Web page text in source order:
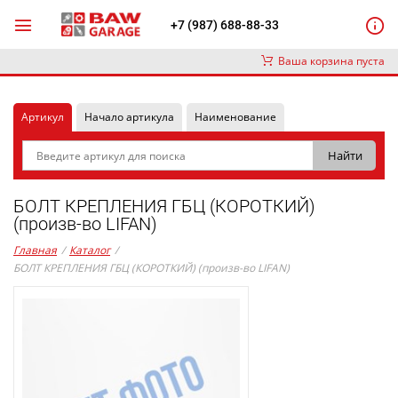
+7 (987) 688-88-33
Ваша корзина пуста
Артикул Начало артикула Наименование
БОЛТ КРЕПЛЕНИЯ ГБЦ (КОРОТКИЙ)
(произв-во LIFAN)
Главная / Каталог /
БОЛТ КРЕПЛЕНИЯ ГБЦ (КОРОТКИЙ) (произв-во LIFAN)